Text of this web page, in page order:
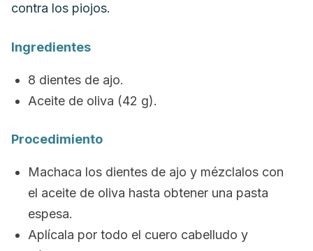
contra los piojos.
Ingredientes
8 dientes de ajo.
Aceite de oliva (42 g).
Procedimiento
Machaca los dientes de ajo y mézclalos con
el aceite de oliva hasta obtener una pasta
espesa.
Aplícala por todo el cuero cabelludo y